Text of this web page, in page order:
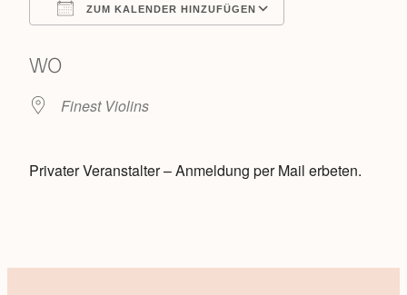
ZUM KALENDER HINZUFÜGEN
WO
Finest Violins
Privater Veranstalter – Anmeldung per Mail erbeten.